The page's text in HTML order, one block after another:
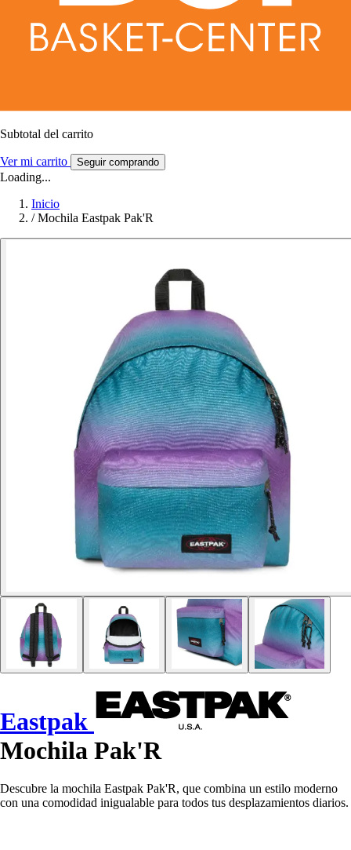
Subtotal del carrito
Ver mi carrito Seguir comprando
Loading...
Inicio
/ Mochila Eastpak Pak'R
Eastpak
Mochila Pak'R
Descubre la mochila Eastpak Pak'R, que combina un estilo moderno
con una comodidad inigualable para todos tus desplazamientos diarios.